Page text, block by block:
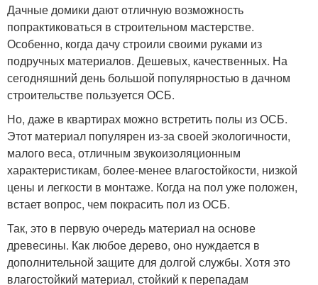
Дачные домики дают отличную возможность
попрактиковаться в строительном мастерстве.
Особенно, когда дачу строили своими руками из
подручных материалов. Дешевых, качественных. На
сегодняшний день большой популярностью в дачном
строительстве пользуется ОСБ.
Но, даже в квартирах можно встретить полы из ОСБ.
Этот материал популярен из-за своей экологичности,
малого веса, отличным звукоизоляционным
характеристикам, более-менее влагостойкости, низкой
цены и легкости в монтаже. Когда на пол уже положен,
встает вопрос, чем покрасить пол из ОСБ.
Так, это в первую очередь материал на основе
древесины. Как любое дерево, оно нуждается в
дополнительной защите для долгой службы. Хотя это
влагостойкий материал, стойкий к перепадам